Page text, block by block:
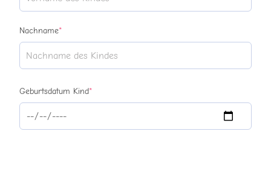
Nachname*
Geburtsdatum Kind*